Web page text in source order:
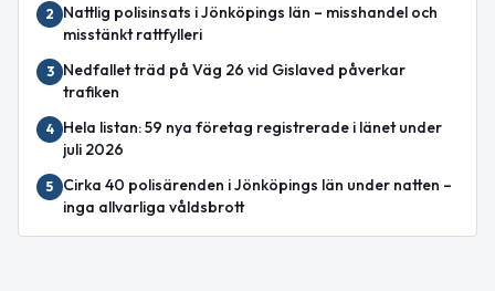
2
Nattlig polisinsats i Jönköpings län – misshandel och
misstänkt rattfylleri
3
Nedfallet träd på Väg 26 vid Gislaved påverkar
trafiken
4
Hela listan: 59 nya företag registrerade i länet under
juli 2026
5
Cirka 40 polisärenden i Jönköpings län under natten –
inga allvarliga våldsbrott